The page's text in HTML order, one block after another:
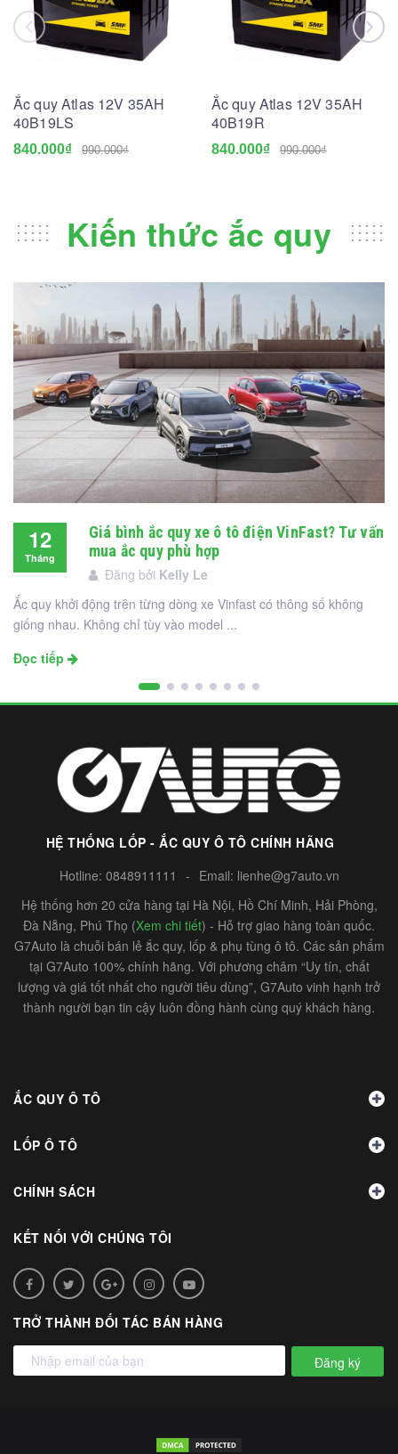
Ắc quy Atlas 12V 35AH
40B19LS
840.000₫ 990.000₫
Ắc quy Atlas 12V 35AH
40B19R
840.000₫ 990.000₫
Kiến thức ắc quy
12
Tháng
Giá bình ắc quy xe ô tô điện VinFast? Tư vấn
mua ắc quy phù hợp
Đăng bởi Kelly Le
Ắc quy khởi động trên từng dòng xe Vinfast có thông số không
giống nhau. Không chỉ tùy vào model ...
Đọc tiếp
HỆ THỐNG LỐP - ẮC QUY Ô TÔ CHÍNH HÃNG
Hotline: 0848911111 - Email: lienhe@g7auto.vn
Hệ thống hơn 20 cửa hàng tại Hà Nội, Hồ Chí Minh, Hải Phòng,
Đà Nẵng, Phú Thọ (Xem chi tiết) - Hỗ trợ giao hàng toàn quốc.
G7Auto là chuỗi bán lẻ ắc quy, lốp & phụ tùng ô tô. Các sản phẩm
tại G7Auto 100% chính hãng. Với phương châm “Uy tín, chất
lượng và giá tốt nhất cho người tiêu dùng”, G7Auto vinh hạnh trở
thành người bạn tin cậy luôn đồng hành cùng quý khách hàng.
ẮC QUY Ô TÔ
LỐP Ô TÔ
CHÍNH SÁCH
KẾT NỐI VỚI CHÚNG TÔI
TRỞ THÀNH ĐỐI TÁC BÁN HÀNG
Đăng ký